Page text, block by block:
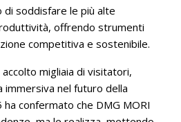
di soddisfare le più alte
offrendo strumenti
competitiva e sostenibile.
accolto migliaia di visitatori,
immersiva nel futuro della
confermato che DMG MORI